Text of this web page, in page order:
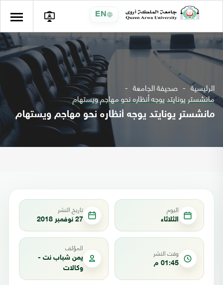
EN
الرئيسية صحيفة الجامعة
مانشستر يونايتد يوجه أنظاره نحو مهاجم ويستهام
مانشستر يونايتد يوجه أنظاره نحو مهاجم ويستهام
اليوم
الثلاثاء
تاريخ النشر
27 نوفمبر 2018
وقت النشر
01:45 م
المؤلف
يمن شباب نت -
وكالات